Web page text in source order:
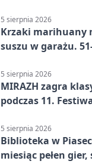
5 sierpnia 2026
Krzaki marihuany
suszu w garażu.
5 sierpnia 2026
MIRAZH zagra
podczas 11.
5 sierpnia 2026
Biblioteka w
miesiąc pełen